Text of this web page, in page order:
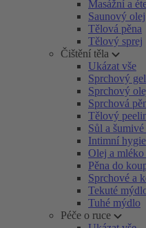
Masážní a
Saunový
Tělová pěna
Tělový sprej
Čištění těla
Ukázat vše
Sprchový gel
Sprchový
Sprchová
Tělový
Sůl a
Intimní
Olej a
Pěna do
Sprchové a
Tekuté
Tuhé mýdlo
Péče o ruce